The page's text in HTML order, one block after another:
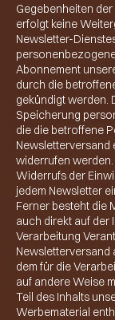
Gegebenheiten der
erfolgt keine
Newsletter-
Abonnement
durch die
gekündigt werden.
Speicherung
die die betroffene
Newsletterversand
widerrufen
Widerrufs der
jedem Newsletter
Ferner besteht die
auch direkt auf der
Verarbeitung
Newsletterversand
dem für die
auf andere Weise
Teil des Inhalts
Werbematerial